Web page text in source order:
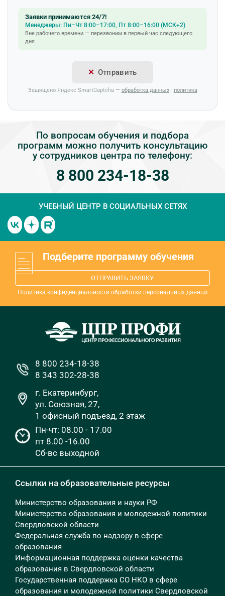
Заявки принимаются 24/7!
Менеджеры: Пн–Чт 8:00–17:00, Пт 8:00–16:00 (МСК+2)
Вне рабочего времени — перезвоним в первый час следующего
дня
Отправить
Защищено Яндекс SmartCaptcha — обработка данных· политика
По вопросам обучения и подбора
программ можно получить консультацию
у сотрудников центра по телефону:
8 800 234-18-38
УЧЕБНЫЙ ЦЕНТР В СОЦИАЛЬНЫХ СЕТЯХ
Подберите программу обучения
ОТПРАВИТЬ ЗАЯВКУ
Политика конфиденциальности обработки персональных данных
8 800 234-18-38
8 343 302-28-38
г. Екатеринбург,
ул. Союзная, 27,
1 офисный подъезд, 2 этаж
Пн-чт: 08.00 - 17.00
пт 8.00 -16.00
Сб-вс выходной
Ссылки на образовательные ресурсы
Министерство образования и науки РФ
Министерство образования и молодежной политики
Свердловской области
Федеральная служба по надзору в сфере
образования
Информационная поддержка оценки качества
образования в Свердловской области
Государственная поддержка СО НКО в сфере
образования и молодежной политики Свердловской